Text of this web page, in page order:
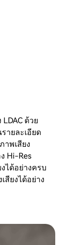
ด้วย
ายละเอียด
าพเสียง
Hi-Res
ได้อย่างครบ
สียงได้อย่าง